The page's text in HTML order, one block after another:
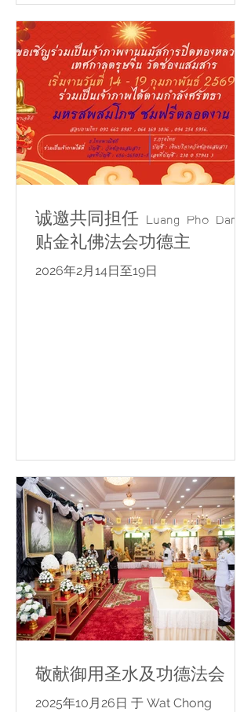
诚邀共同担任 Luang Pho Dam
贴金礼佛法会功德主
2026年2月14日至19日
敬献御用圣水及功德法会
2025年10月26日 于 Wat Chong